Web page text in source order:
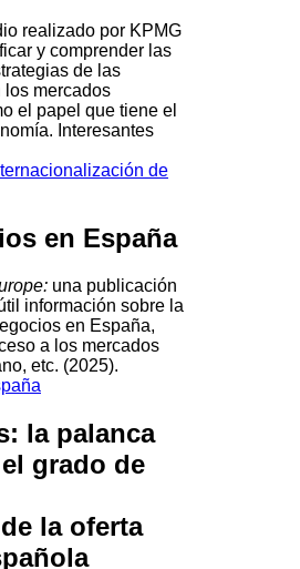
realizado por KPMG
y comprender las
de las
los mercados
el papel que tiene el
Interesantes
de
en España
una publicación
información sobre la
en España,
a los mercados
etc. (2025).
la palanca
grado de
la oferta